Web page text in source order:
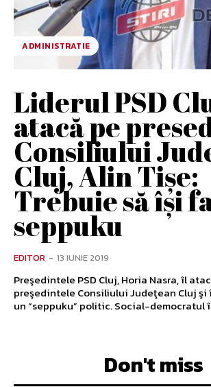
ADMINISTRATIE
Liderul PSD
atacă pe
Consiliului
Cluj, Alin Tişe:
Trebuie să îşi
seppuku
EDITOR - 13 IUNIE 2019
Preşedintele PSD Cluj, Horia Nasra, îl
preşedintele Consiliului Judeţean Cluj şi
un “seppuku” politic. Social-
Don't miss